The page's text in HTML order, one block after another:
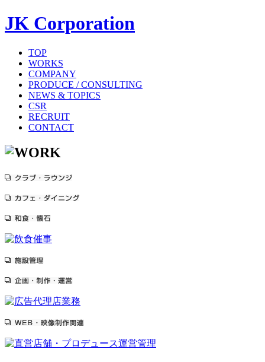
JK Corporation
TOP
WORKS
COMPANY
PRODUCE / CONSULTING
NEWS & TOPICS
CSR
RECRUIT
CONTACT